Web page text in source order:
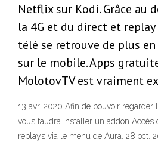
Netflix sur Kodi. Grâce au
la 4G et du direct et
télé se retrouve de plus
sur le mobile. Apps
MolotovTV est vraiment
13 avr. 2020 Afin de pouvoir regarder
vous faudra installer un addon Accès
replays via le menu de Aura. 28 oct.